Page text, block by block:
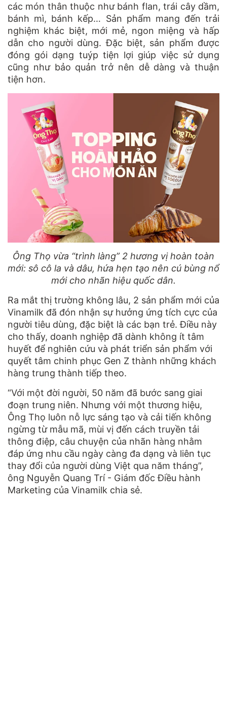
các món thân thuộc như bánh flan, trái cây dầm,
bánh mì, bánh kếp… Sản phẩm mang đến trải
nghiệm khác biệt, mới mẻ, ngon miệng và hấp
dẫn cho người dùng. Đặc biệt, sản phẩm được
đóng gói dạng tuýp tiện lợi giúp việc sử dụng
cũng như bảo quản trở nên dễ dàng và thuận
tiện hơn.
Ông Thọ vừa “trình làng” 2 hương vị hoàn toàn
mới: sô cô la và dâu, hứa hẹn tạo nên cú bùng nổ
mới cho nhãn hiệu quốc dân.
Ra mắt thị trường không lâu, 2 sản phẩm mới của
Vinamilk đã đón nhận sự hưởng ứng tích cực của
người tiêu dùng, đặc biệt là các bạn trẻ. Điều này
cho thấy, doanh nghiệp đã dành không ít tâm
huyết để nghiên cứu và phát triển sản phẩm với
quyết tâm chinh phục Gen Z thành những khách
hàng trung thành tiếp theo.
“Với một đời người, 50 năm đã bước sang giai
đoạn trung niên. Nhưng với một thương hiệu,
Ông Thọ luôn nỗ lực sáng tạo và cải tiến không
ngừng từ mẫu mã, mùi vị đến cách truyền tải
thông điệp, câu chuyện của nhãn hàng nhằm
đáp ứng nhu cầu ngày càng đa dạng và liên tục
thay đổi của người dùng Việt qua năm tháng”,
ông Nguyễn Quang Trí - Giám đốc Điều hành
Marketing của Vinamilk chia sẻ.